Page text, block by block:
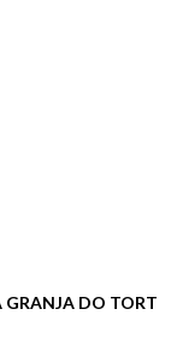
GRANJA DO TORT